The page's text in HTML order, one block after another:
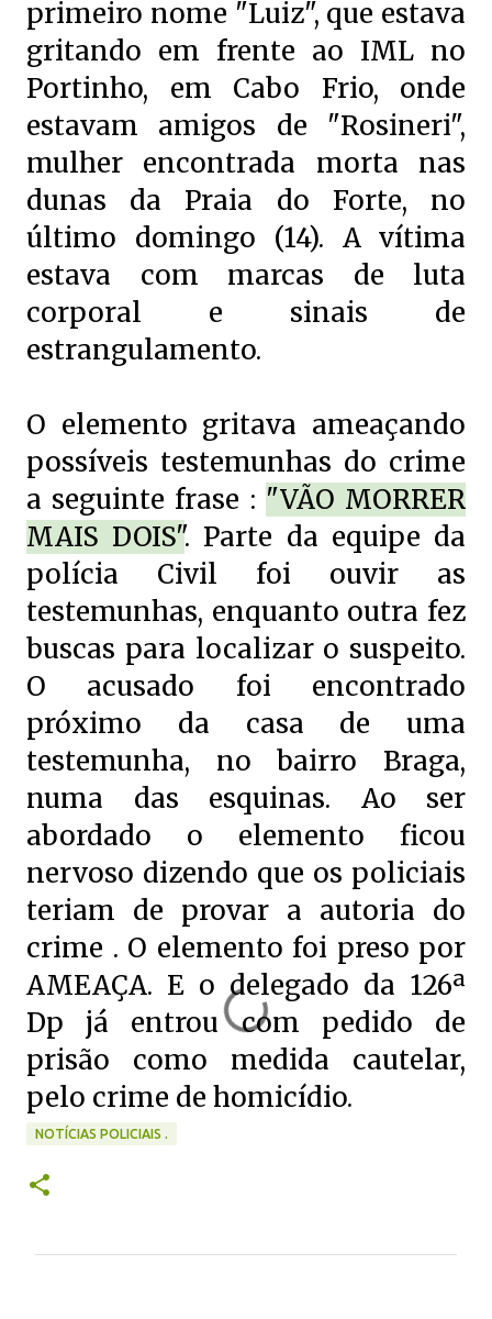
primeiro nome "Luiz", que estava
gritando em frente ao IML no
Portinho, em Cabo Frio, onde
estavam amigos de "Rosineri",
mulher encontrada morta nas
dunas da Praia do Forte, no
último domingo (14). A vítima
estava com marcas de luta
corporal e sinais de
estrangulamento.
O elemento gritava ameaçando
possíveis testemunhas do crime
a seguinte frase : "VÃO MORRER
MAIS DOIS". Parte da equipe da
polícia Civil foi ouvir as
testemunhas, enquanto outra fez
buscas para localizar o suspeito.
O acusado foi encontrado
próximo da casa de uma
testemunha, no bairro Braga,
numa das esquinas. Ao ser
abordado o elemento ficou
nervoso dizendo que os policiais
teriam de provar a autoria do
crime . O elemento foi preso por
AMEAÇA. E o delegado da 126ª
Dp já entrou com pedido de
prisão como medida cautelar,
pelo crime de homicídio.
NOTÍCIAS POLICIAIS .